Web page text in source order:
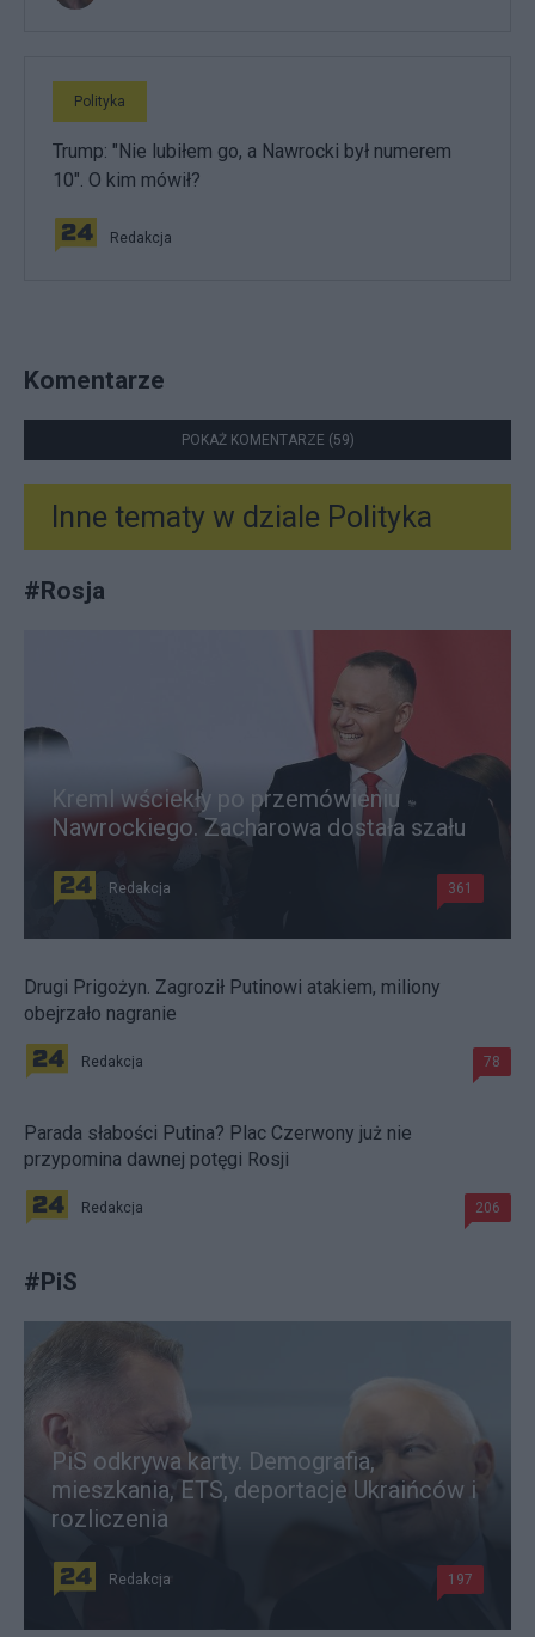
Polityka
Trump: "Nie lubiłem go, a Nawrocki był numerem
10". O kim mówił?
Redakcja
Komentarze
POKAŻ KOMENTARZE (59)
Inne tematy w dziale Polityka
#Rosja
Kreml wściekły po przemówieniu
Nawrockiego. Zacharowa dostała szału
Redakcja 361
Drugi Prigożyn. Zagroził Putinowi atakiem, miliony
obejrzało nagranie
Redakcja 78
Parada słabości Putina? Plac Czerwony już nie
przypomina dawnej potęgi Rosji
Redakcja 206
#PiS
PiS odkrywa karty. Demografia,
mieszkania, ETS, deportacje Ukraińców i
rozliczenia
Redakcja 197